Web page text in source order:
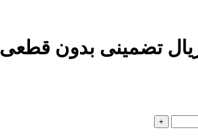
تضمینی بدون قطعی